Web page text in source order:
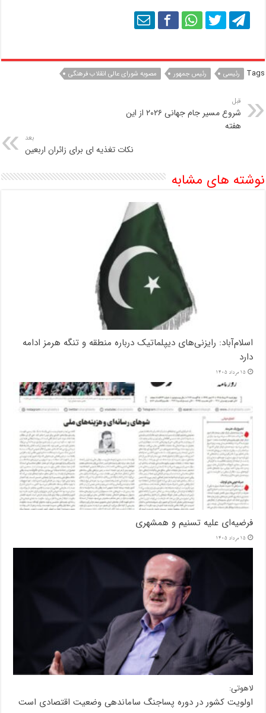
Tags رئیسی رئیس جمهور مصوبه شورای عالی انقلاب فرهنگی
قبل
شروع مسیر جام جهانی ۲۰۲۶ از این
هفته
بعد
نکات تغذیه ای برای زائران اربعین
نوشته های مشابه
اسلام‌آباد: رایزنی‌های دیپلماتیک درباره منطقه و تنگه هرمز ادامه
دارد
15 مرداد 1405
فرضیه‌ای علیه تسنیم و همشهری
15 مرداد 1405
لاهوتی:
اولویت کشور در دوره پساجنگ ساماندهی وضعیت اقتصادی است